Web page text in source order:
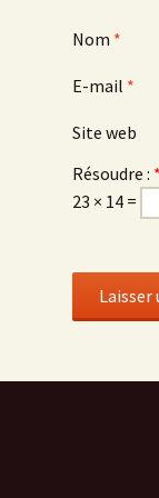
Nom *
E-mail *
Site web
Résoudre :
23 × 14 =